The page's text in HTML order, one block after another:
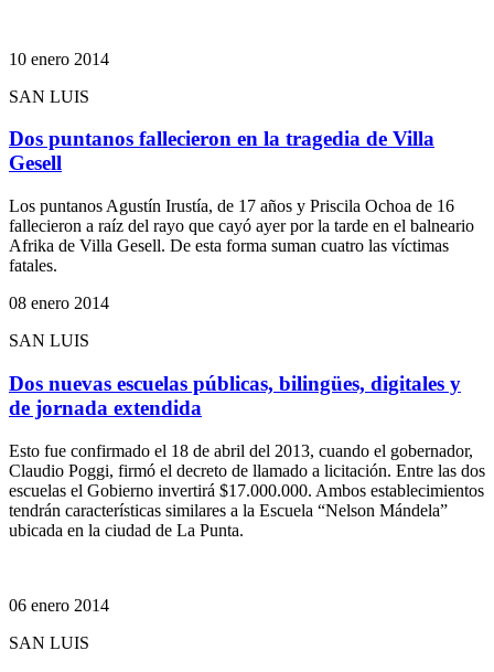
10 enero 2014
SAN LUIS
Dos puntanos fallecieron en la tragedia de Villa
Gesell
Los puntanos Agustín Irustía, de 17 años y Priscila Ochoa de 16
fallecieron a raíz del rayo que cayó ayer por la tarde en el balneario
Afrika de Villa Gesell. De esta forma suman cuatro las víctimas
fatales.
08 enero 2014
SAN LUIS
Dos nuevas escuelas públicas, bilingües, digitales y
de jornada extendida
Esto fue confirmado el 18 de abril del 2013, cuando el gobernador,
Claudio Poggi, firmó el decreto de llamado a licitación. Entre las dos
escuelas el Gobierno invertirá $17.000.000. Ambos establecimientos
tendrán características similares a la Escuela “Nelson Mándela”
ubicada en la ciudad de La Punta.
06 enero 2014
SAN LUIS